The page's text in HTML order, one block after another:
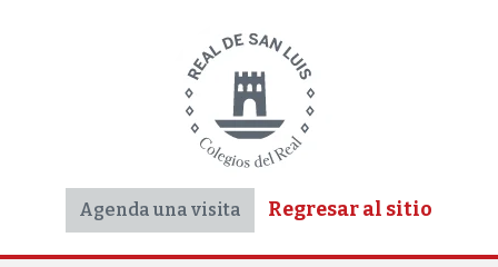
Agenda una visita Regresar al sitio